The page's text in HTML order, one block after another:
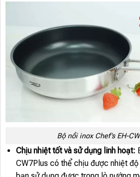
Bộ nồi inox Chef’s EH-
Chịu nhiệt tốt và sử dụng linh hoạt:
CW7Plus có thể chịu được nhiệt